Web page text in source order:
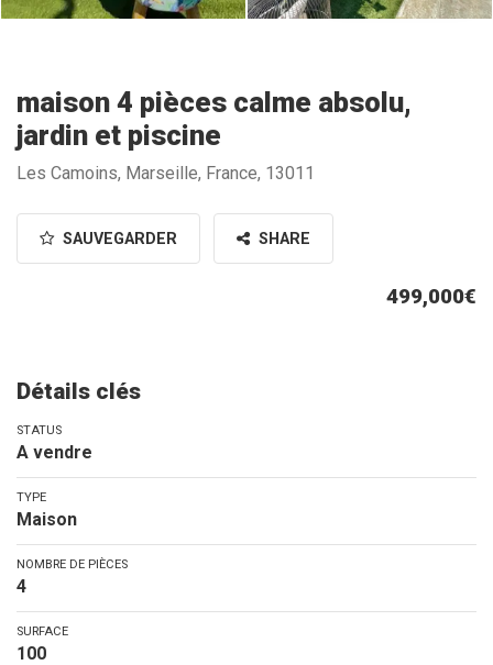
maison 4 pièces calme absolu,
jardin et piscine
Les Camoins, Marseille, France, 13011
SAUVEGARDER SHARE
499,000€
Détails clés
STATUS
A vendre
TYPE
Maison
NOMBRE DE PIÈCES
4
SURFACE
100